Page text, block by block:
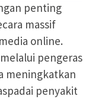
penting
massif
online.
pengeras
meningkatkan
penyakit